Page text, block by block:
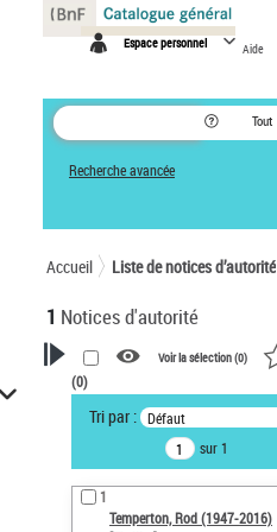
Espace personnel Aide
Tout
Recherche avancée
Accueil Liste de notices d’autorité
1 Notices d'autorité
VOTRE RECHERCHE
Recherche avancée dans les
notices d’autorité
Œuvres liées à l'auteur :
Temperton, Rod (1947-2016)
Voir la sélection (0)
(0)
Tri par : Défaut
sur 1
1
Temperton, Rod (1947-2016)
Panneau de gestion des cookies